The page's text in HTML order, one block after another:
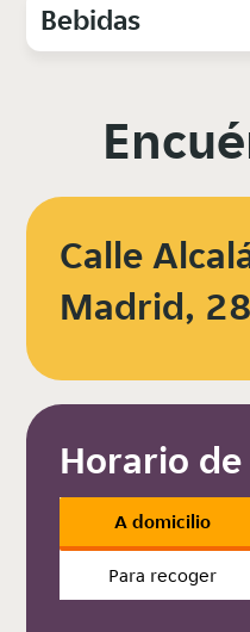
Bebidas
Calle
Madrid,
Horario
A domicilio
Para recoger